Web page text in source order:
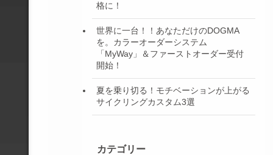
格に！
世界に一台！！あなただけのDOGMA
を。カラーオーダーシステム
「MyWay」＆ファーストオーダー受付
開始！
夏を乗り切る！モチベーションが上がる
サイクリングカスタム3選
カテゴリー